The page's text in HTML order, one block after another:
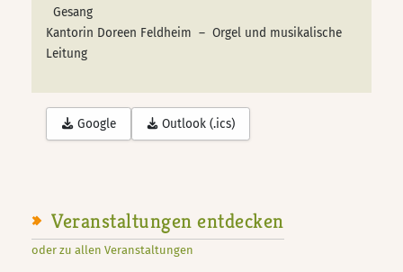
Gesang
Kantorin Doreen Feldheim – Orgel und musikalische
Leitung
Google Outlook (.ics)
Veranstaltungen entdecken
oder zu allen Veranstaltungen